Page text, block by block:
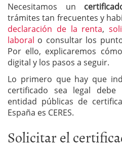
Necesitamos un
trámites tan frecuentes y
declaración de la renta,
laboral o consultar los
Por ello, explicaremos
digital y los pasos a seguir.
Lo primero que hay que
certificado sea legal
entidad públicas de
España es CERES.
Solicitar el